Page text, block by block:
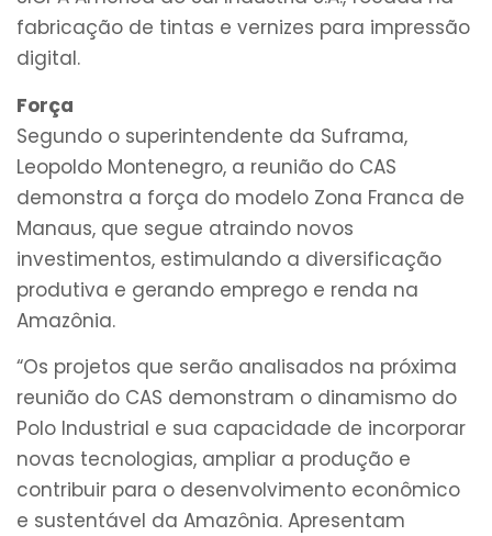
fabricação de tintas e vernizes para impressão
digital.
Força
Segundo o superintendente da Suframa,
Leopoldo Montenegro, a reunião do CAS
demonstra a força do modelo Zona Franca de
Manaus, que segue atraindo novos
investimentos, estimulando a diversificação
produtiva e gerando emprego e renda na
Amazônia.
“Os projetos que serão analisados na próxima
reunião do CAS demonstram o dinamismo do
Polo Industrial e sua capacidade de incorporar
novas tecnologias, ampliar a produção e
contribuir para o desenvolvimento econômico
e sustentável da Amazônia. Apresentam